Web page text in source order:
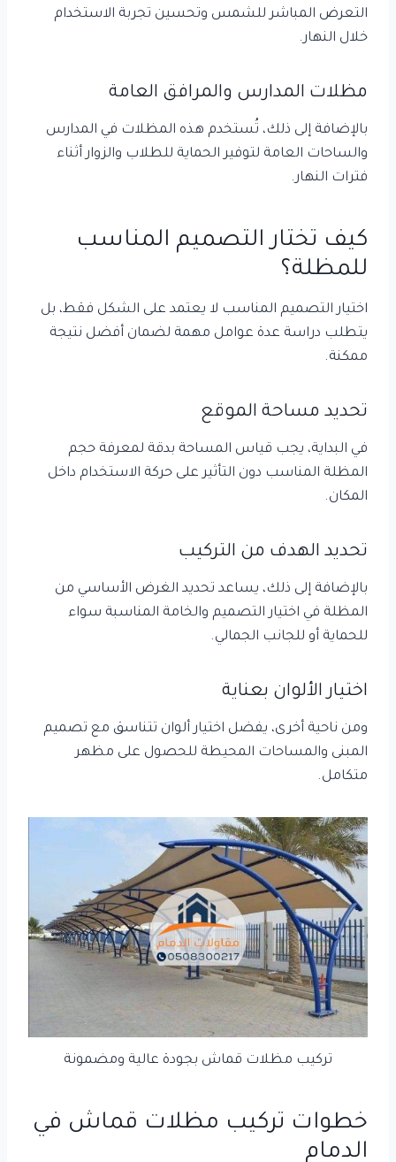
التعرض المباشر للشمس وتحسين تجربة الاستخدام
خلال النهار.
مظلات المدارس والمرافق العامة
بالإضافة إلى ذلك، تُستخدم هذه المظلات في المدارس
والساحات العامة لتوفير الحماية للطلاب والزوار أثناء
فترات النهار.
كيف تختار التصميم المناسب
للمظلة؟
اختيار التصميم المناسب لا يعتمد على الشكل فقط، بل
يتطلب دراسة عدة عوامل مهمة لضمان أفضل نتيجة
ممكنة.
تحديد مساحة الموقع
في البداية، يجب قياس المساحة بدقة لمعرفة حجم
المظلة المناسب دون التأثير على حركة الاستخدام داخل
المكان.
تحديد الهدف من التركيب
بالإضافة إلى ذلك، يساعد تحديد الغرض الأساسي من
المظلة في اختيار التصميم والخامة المناسبة سواء
للحماية أو للجانب الجمالي.
اختيار الألوان بعناية
ومن ناحية أخرى، يفضل اختيار ألوان تتناسق مع تصميم
المبنى والمساحات المحيطة للحصول على مظهر
متكامل.
تركيب مظلات قماش بجودة عالية ومضمونة
خطوات تركيب مظلات قماش في
الدمام